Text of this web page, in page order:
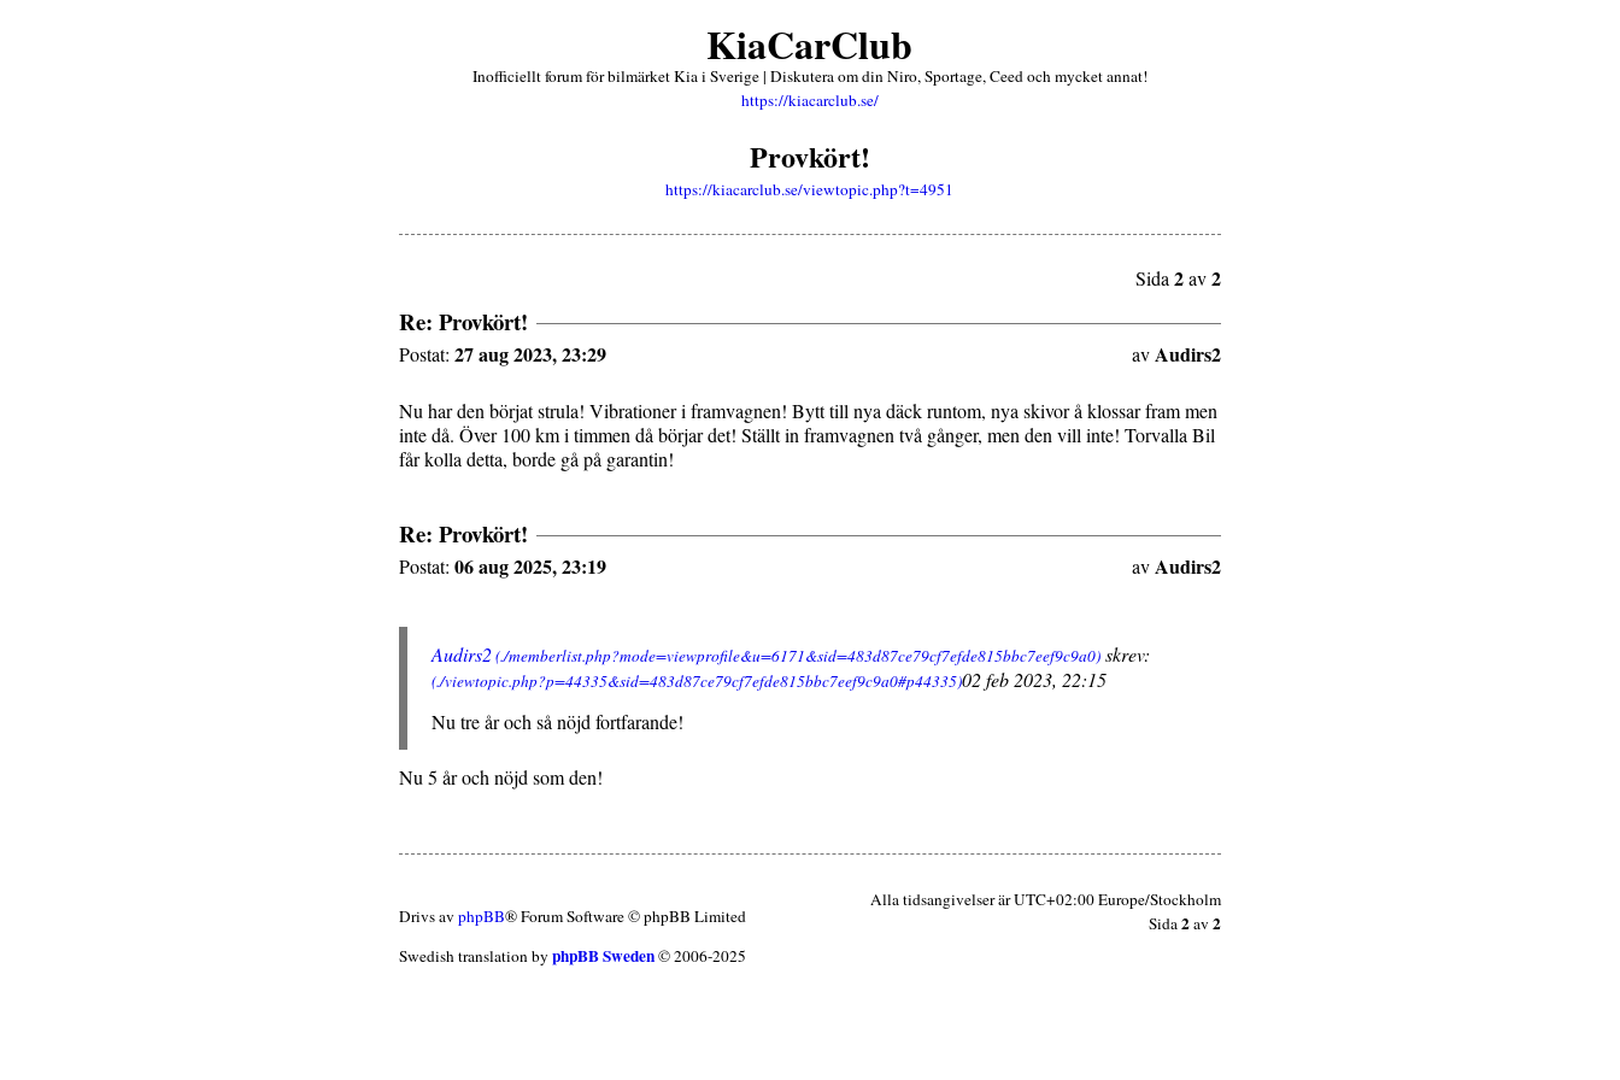
KiaCarClub
Inofficiellt forum för bilmärket Kia i Sverige | Diskutera om din Niro, Sportage, Ceed och mycket annat!
https://kiacarclub.se/
Provkört!
https://kiacarclub.se/viewtopic.php?t=4951
Sida2av2
Re: Provkört!
Postat:27 aug 2023, 23:29 avAudirs2
Nu har den börjat strula! Vibrationer i framvagnen! Bytt till nya däck runtom, nya skivor å klossar fram men
inte då. Över 100 km i timmen då börjar det! Ställt in framvagnen två gånger, men den vill inte! Torvalla Bil
får kolla detta, borde gå på garantin!
Re: Provkört!
Postat:06 aug 2025, 23:19 avAudirs2
Audirs2
skrev:
02 feb 2023, 22:15
Nu tre år och så nöjd fortfarande!
Nu 5 år och nöjd som den!
Alla tidsangivelser är UTC+02:00 Europe/Stockholm
Sida2av2
Drivs avphpBB® Forum Software © phpBB Limited
Swedish translation byphpBB Sweden© 2006-2025